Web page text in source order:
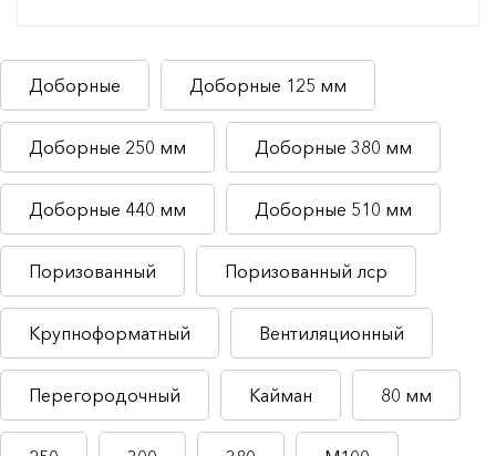
Доборные Доборные 125 мм
Доборные 250 мм Доборные 380 мм
Доборные 440 мм Доборные 510 мм
Поризованный Поризованный лср
Крупноформатный Вентиляционный
Перегородочный Кайман 80 мм